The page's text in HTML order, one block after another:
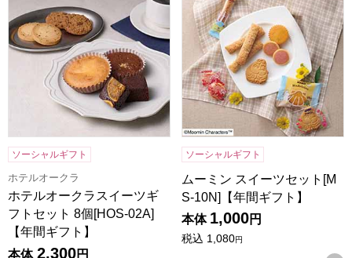
ソーシャルギフト
ホテルオークラ
ホテルオークラスイーツギ
フトセット 8個[HOS-02A]
【年間ギフト】
本体 2,300円
ソーシャルギフト
ムーミン スイーツセット[M
S-10N]【年間ギフト】
本体 1,000円
税込 1,080円